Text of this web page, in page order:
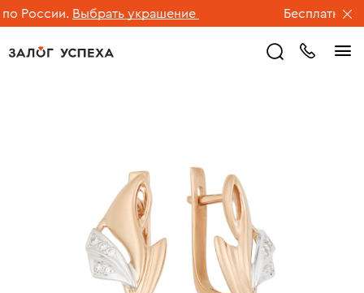
России. Выбрать украшение Бесплатная